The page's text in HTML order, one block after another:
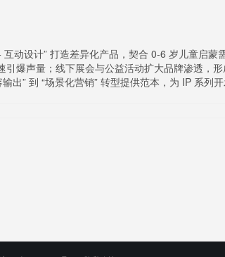
动设计” 打造差异化产品，契合 0-6 岁儿童启蒙
爆声量；线下展会与公益活动扩大品牌渗透，形
出” 到 “场景化营销” 转型提供范本，为 IP 系列开